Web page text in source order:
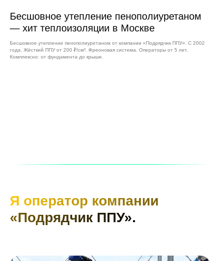
Бесшовное утепление пенополиуретаном
— хит теплоизоляции в Москве
Бесшовное утепление пенополиуретаном от компании «Подрядчик ППУ». С 2002
года. Жёсткий ППУ от 200 ₽/см². Фреоновая система. Операторы от 5 лет.
Комплексно: от фундамента до крыши.
Я оператор компании
«Подрядчик ППУ».